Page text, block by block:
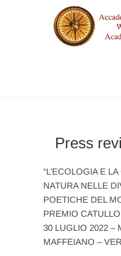
Press
“L’ECOLOGIA E
NATURA NELLE
POETICHE DEL
PREMIO
30 LUGLIO 2022 –
MAFFEIANO –